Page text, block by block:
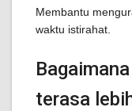
Membantu
waktu istirahat.
terasa